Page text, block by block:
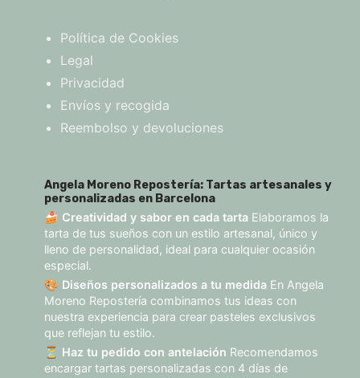
Política de Cookies
Legal
Privacidad
Envíos y recogida
Reembolso y devoluciones
Angela Moreno Repostería: Tartas artesanales y
personalizadas en Barcelona
🍰 Creatividad y sabor en cada tarta Elaboramos la
tarta de tus sueños con un estilo artesanal, único y
lleno de personalidad, ideal para cualquier ocasión
especial.
🎨 Diseños personalizados a tu medida En Angela
Moreno Repostería combinamos tus ideas con
nuestra experiencia para crear pasteles exclusivos
que reflejan tu estilo.
⏳ Haz tu pedido con antelación Recomendamos
encargar tartas personalizadas con 4 días de